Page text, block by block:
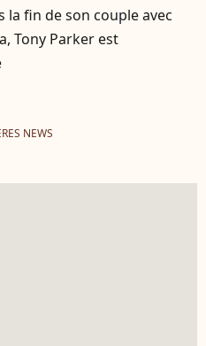
la fin de son couple avec
Tony Parker est
NEWS